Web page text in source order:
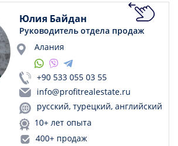
Юлия Байдан
Руководитель отдела продаж
Алания
+90 533 055 03 55
info@profitrealestate.ru
русский, турецкий, английский
10+ лет опыта
400+ продаж